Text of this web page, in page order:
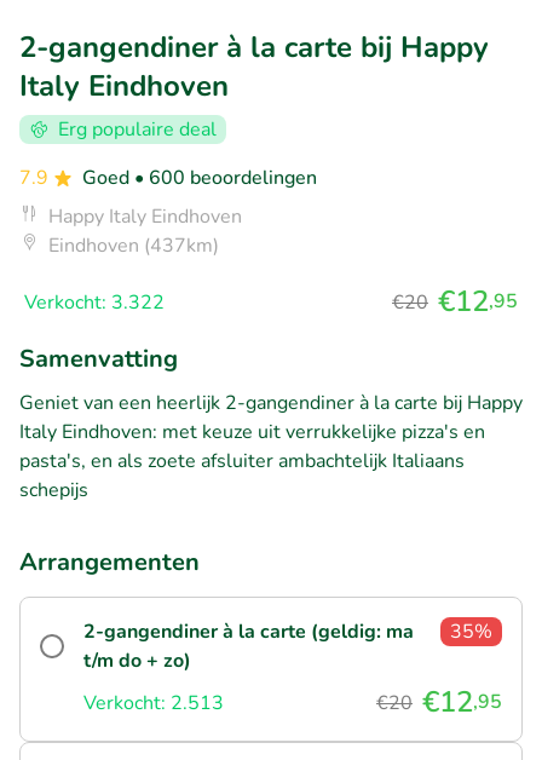
2-gangendiner à la carte bij Happy
Italy Eindhoven
Erg populaire deal
7.9
Goed • 600 beoordelingen
Happy Italy Eindhoven
Eindhoven (437km)
Verkocht: 3.322 €20 €12,95
Samenvatting
Geniet van een heerlijk 2-gangendiner à la carte bij Happy
Italy Eindhoven: met keuze uit verrukkelijke pizza's en
pasta's, en als zoete afsluiter ambachtelijk Italiaans
schepijs
Arrangementen
2-gangendiner à la carte (geldig: ma
t/m do + zo)
35%
Verkocht: 2.513 €20 €12,95